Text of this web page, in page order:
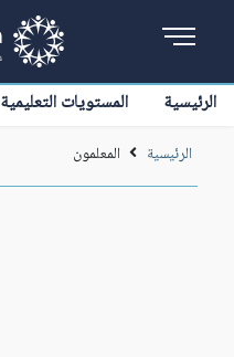
الرئيسية المستويات التعليمية
الرئيسية المعلمون